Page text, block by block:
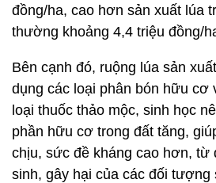
đồng/ha, cao hơn sản xuất lúa
thường khoảng 4,4 triệu đồng/
Bên cạnh đó, ruộng lúa sản
dụng các loại phân bón hữu cơ
loại thuốc thảo mộc, sinh học
phần hữu cơ trong đất tăng,
chịu, sức đề kháng cao hơn, từ
sinh, gây hại của các đối tượng